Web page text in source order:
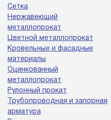
Сетка
Нержавеющий
металлопрокат
Цветной металлопрокат
Кровельные и фасадные
материалы
Оцинкованный
металлопрокат
Рулонный прокат
Трубопроводная и запорная
арматура